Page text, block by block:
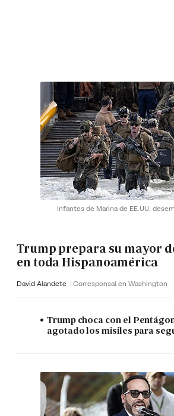
Infantes de Marina de EE.UU.
Trump prepara su mayor
en toda Hispanoamérica
David Alandete Corresponsal en Washington
Trump choca con el
agotado los misiles para